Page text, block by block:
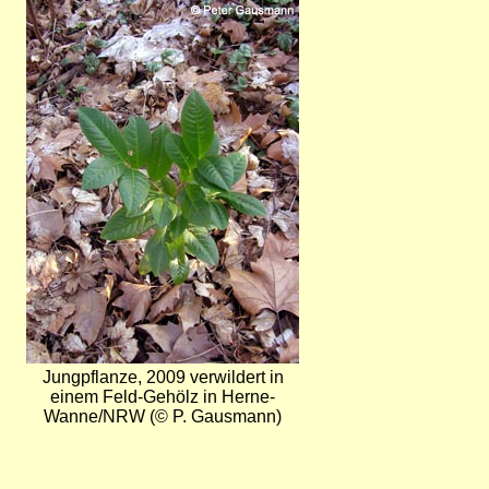
Bild
Jungpflanze, 2009 verwildert in
einem Feld-Gehölz in Herne-
Wanne/NRW (© P. Gausmann)